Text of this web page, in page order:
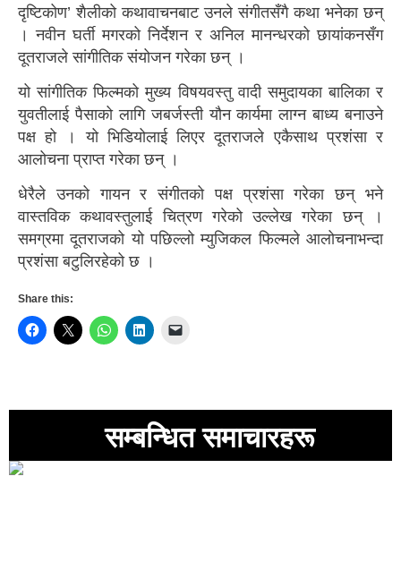
दृष्टिकोण’ शैलीको कथावाचनबाट उनले संगीतसँगै कथा भनेका छन्
। नवीन घर्ती मगरको निर्देशन र अनिल मानन्धरको छायांकनसँग
दूतराजले सांगीतिक संयोजन गरेका छन् ।
यो सांगीतिक फिल्मको मुख्य विषयवस्तु वादी समुदायका बालिका र
युवतीलाई पैसाको लागि जबर्जस्ती यौन कार्यमा लाग्न बाध्य बनाउने
पक्ष हो । यो भिडियोलाई लिएर दूतराजले एकैसाथ प्रशंसा र
आलोचना प्राप्त गरेका छन् ।
धेरैले उनको गायन र संगीतको पक्ष प्रशंसा गरेका छन् भने
वास्तविक कथावस्तुलाई चित्रण गरेको उल्लेख गरेका छन् ।
समग्रमा दूतराजको यो पछिल्लो म्युजिकल फिल्मले आलोचनाभन्दा
प्रशंसा बटुलिरहेको छ ।
Share this:
सम्बन्धित समाचारहरू